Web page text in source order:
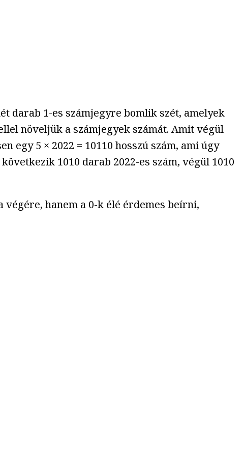
darab 1-es számjegyre bomlik szét, amelyek
növeljük a számjegyek számát. Amit végül
egy 5 × 2022 = 10110 hosszú szám, ami úgy
1010 darab 2022-es szám, végül 1010
hanem a 0-k élé érdemes beírni,